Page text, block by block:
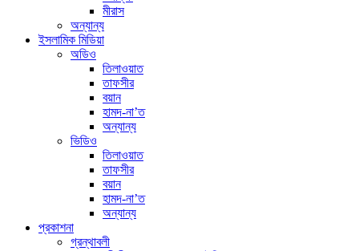
মীরাস
অন্যান্য
ইসলামিক মিডিয়া
অডিও
তিলাওয়াত
তাফসীর
বয়ান
হামদ-না’ত
অন্যান্য
ভিডিও
তিলাওয়াত
তাফসীর
বয়ান
হামদ-না’ত
অন্যান্য
প্রকাশনা
গ্রন্থাবলী